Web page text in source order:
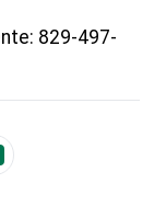
829-497-